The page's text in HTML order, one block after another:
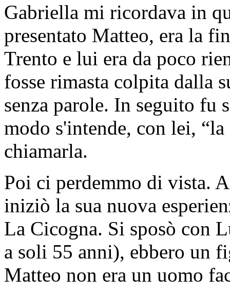
Gabriella mi ricordava in
presentato Matteo, era la
Trento e lui era da poco
fosse rimasta colpita dalla
senza parole. In seguito fu
modo s'intende, con lei,
chiamarla.
Poi ci perdemmo di vista.
iniziò la sua nuova
La Cicogna. Si sposò con
a soli 55 anni), ebbero un
Matteo non era un uomo